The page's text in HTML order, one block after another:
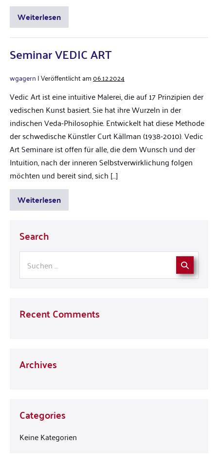
Weiterlesen
Seminar VEDIC ART
wgagern |Veröffentlicht am06.12.2024
Vedic Art ist eine intuitive Malerei, die auf 17 Prinzipien der
vedischen Kunst basiert. Sie hat ihre Wurzeln in der
indischen Veda-Philosophie. Entwickelt hat diese Methode
der schwedische Künstler Curt Källman (1938-2010). Vedic
Art Seminare ist offen für alle, die dem Wunsch und der
Intuition, nach der inneren Selbstverwirklichung folgen
möchten und bereit sind, sich […]
Weiterlesen
Search
Recent Comments
Archives
Categories
Keine Kategorien